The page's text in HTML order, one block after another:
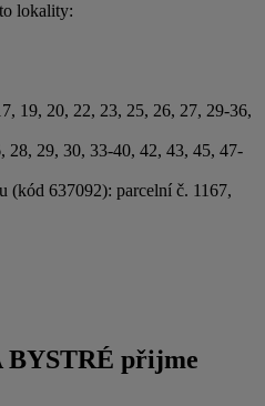
lokality:
19, 20, 22, 23, 25, 26, 27, 29-36,
28, 29, 30, 33-40, 42, 43, 45, 47-
(kód 637092): parcelní č. 1167,
BYSTRÉ přijme